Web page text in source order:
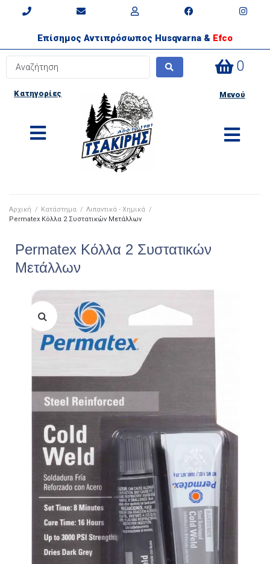
Επίσημος Αντιπρόσωπος Husqvarna & Efco
0
Κατηγορίες Μενού
Αρχική / Κατάστημα / Λιπαντικά - Χημικά /
Permatex Κόλλα 2 Συστατικών Μετάλλων
Permatex Κόλλα 2 Συστατικών
Μετάλλων